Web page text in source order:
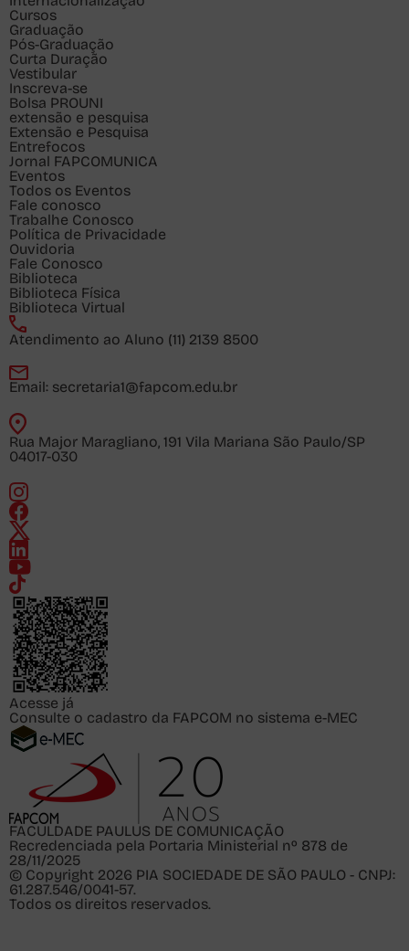
Cursos
Graduação
Pós-Graduação
Curta Duração
Vestibular
Inscreva-se
Bolsa PROUNI
extensão e pesquisa
Extensão e Pesquisa
Entrefocos
Jornal FAPCOMUNICA
Eventos
Todos os Eventos
Fale conosco
Trabalhe Conosco
Política de Privacidade
Ouvidoria
Fale Conosco
Biblioteca
Biblioteca Física
Biblioteca Virtual
Atendimento ao Aluno (11) 2139 8500
Email: secretaria1@fapcom.edu.br
Rua Major Maragliano, 191 Vila Mariana São Paulo/SP
04017-030
Acesse já
Consulte o cadastro da FAPCOM no sistema e-MEC
FACULDADE PAULUS DE COMUNICAÇÃO
Recredenciada pela Portaria Ministerial nº 878 de
28/11/2025
© Copyright 2026 PIA SOCIEDADE DE SÃO PAULO - CNPJ:
61.287.546/0041-57.
Todos os direitos reservados.